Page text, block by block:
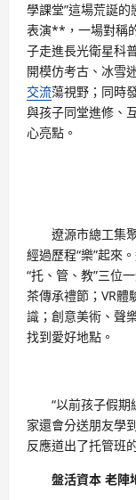
學課堂”這場荒誕
表演**，一場對稱
子走進長光衛星科
開模仿考古、冰雪
交流蕩視野；同時
與孩子同堂進修、
心亮點。
遼源市總工集
經過歷程“樂”起來
“托、管、教”三位
茶傳承禮節；VR體
識；創意美術、聲
找到愛好地點。
“以前孩子假
家還會分送朋友學
反應道出了托管班
盤活資本 老陣